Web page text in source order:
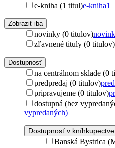
e-kniha (1 titul)e-kniha1
Zobraziť iba
novinky (0 titulov)
zľavnené tituly (0 titulov)
Dostupnosť
na centrálnom sklade (0
predpredaj (0 titulov)
pripravujeme (0 titulov)
dostupná (bez
vypredaných)
Dostupnosť v kníhkupectve
Banská Bystrica